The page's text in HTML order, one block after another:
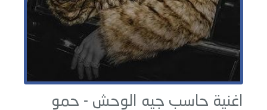
اغنية حاسب جيه الوحش - حمو